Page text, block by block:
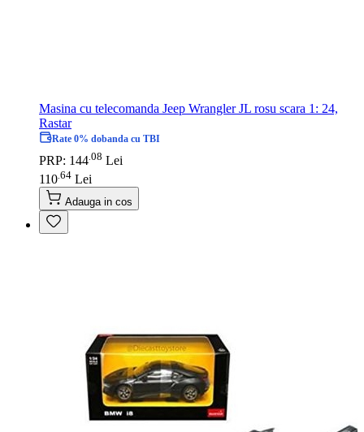
Masina cu telecomanda Jeep Wrangler JL rosu scara 1: 24,
Rastar
Rate 0% dobanda cu TBI
PRP: 144 08 Lei
110 64 Lei
Adauga in cos